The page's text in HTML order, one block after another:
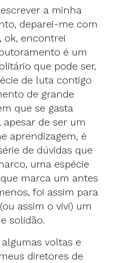
a minha
deparei-me com
ok, encontrei
é um
que pode ser,
de luta contigo
de grande
que se gasta
de ser um
aprendizagem, é
de dúvidas que
uma espécie
marca um antes
foi assim para
assim o vivi) um
solidão.
voltas e
diretores de